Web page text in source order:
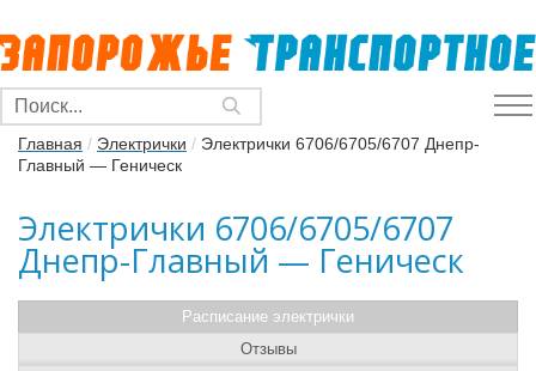
Главная / Электрички / Электрички 6706/6705/6707 Днепр-
Главный — Геническ
Электрички 6706/6705/6707
Днепр-Главный — Геническ
Расписание электрички
Отзывы